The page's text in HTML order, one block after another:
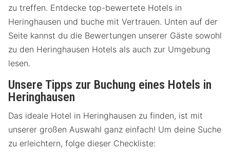
zu treffen. Entdecke top-bewertete Hotels in
Heringhausen und buche mit Vertrauen. Unten auf der
Seite kannst du die Bewertungen unserer Gäste sowohl
zu den Heringhausen Hotels als auch zur Umgebung
lesen.
Unsere Tipps zur Buchung eines Hotels in
Heringhausen
Das ideale Hotel in Heringhausen zu finden, ist mit
unserer großen Auswahl ganz einfach! Um deine Suche
zu erleichtern, folge dieser Checkliste: